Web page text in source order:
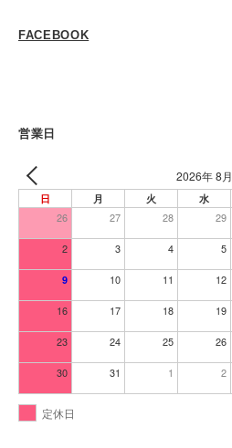
FACEBOOK
営業日
2026年 8月
日 月 火 水
26 27 28 29
2 3 4 5
9 10 11 12
16 17 18 19
23 24 25 26
30 31 1 2
定休日